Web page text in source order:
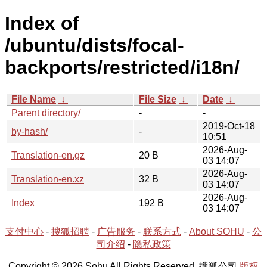
Index of
/ubuntu/dists/focal-
backports/restricted/i18n/
File Name ↓ File Size ↓ Date ↓
Parent directory/
-
-
by-hash/
-
2019-Oct-18
10:51
Translation-en.gz
20 B
2026-Aug-
03 14:07
Translation-en.xz
32 B
2026-Aug-
03 14:07
Index
192 B
2026-Aug-
03 14:07
支付中心 - 搜狐招聘 - 广告服务 - 联系方式 - About SOHU - 公
司介绍 - 隐私政策